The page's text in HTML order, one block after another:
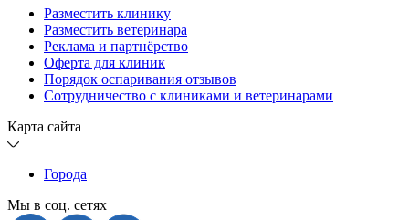
Разместить клинику
Разместить ветеринара
Реклама и партнёрство
Оферта для клиник
Порядок оспаривания отзывов
Сотрудничество с клиниками и ветеринарами
Карта сайта
Города
Мы в соц. сетях